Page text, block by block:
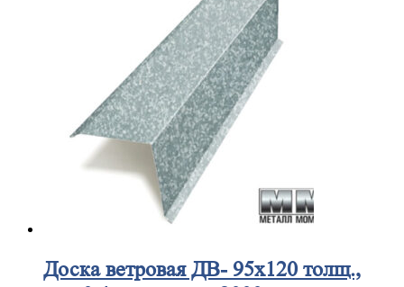
Доскаветровая ДВ- 95х120 толщ.,